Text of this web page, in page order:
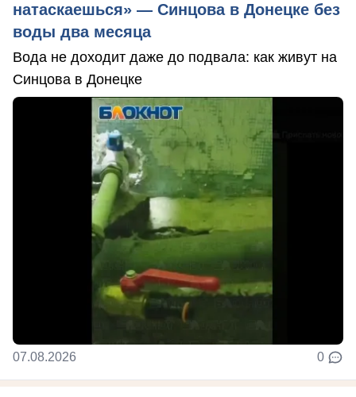
натаскаешься» — Синцова в Донецке без
воды два месяца
Вода не доходит даже до подвала: как живут на
Синцова в Донецке
07.08.2026 0